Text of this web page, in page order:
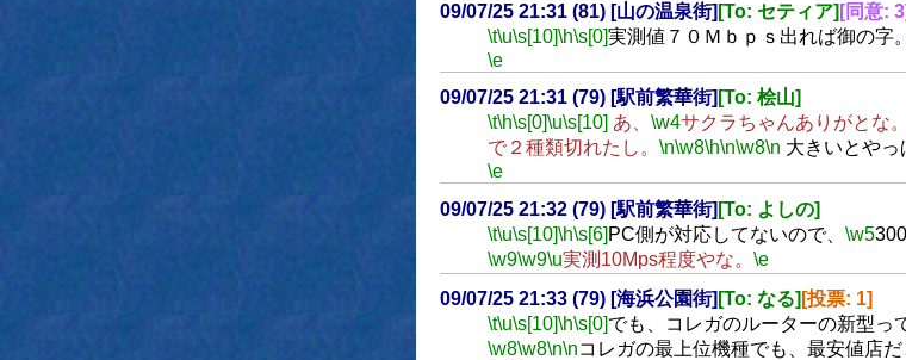
09/07/25 21:31 (81) [山の温泉街] [To: セティア] [同意:
\t\u\s[10]\h\s[0]実測値７０Ｍｂｐｓ出れば御の字。
\e
09/07/25 21:31 (79) [駅前繁華街] [To: 桧山]
\t\h\s[0]\u\s[10] あ、 \w4サクラちゃんありがとな。
で２種類切れたし。 \n\w8\h\n\w8\n 大きいとやっ
\e
09/07/25 21:32 (79) [駅前繁華街] [To: よしの]
\t\u\s[10]\h\s[6] PC側が対応してないので、 \w5
\w9\w9\u実測10Mps程度やな。 \e
09/07/25 21:33 (79) [海浜公園街] [To: なる] [投票: 1]
\t\u\s[10]\h\s[0]でも、コレガのルーターの新型っ
\w8\w8\n\nコレガの最上位機種でも、最安値店